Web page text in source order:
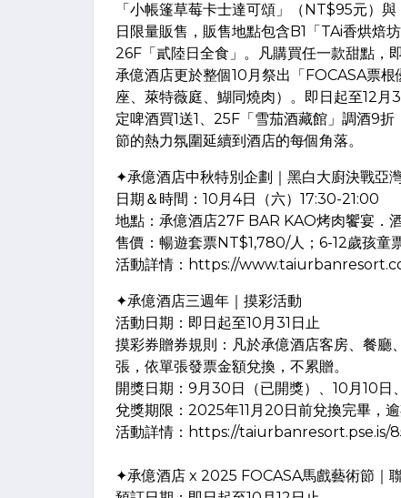
「小帳篷草莓卡士達可頌」（NT$95元）
日限量販售，販售地點包含B1「TAi香烘焙
26F「貳陸日全食」。凡購買任一款甜點，
承億酒店更於整個10月祭出「FOCASA票
座、萊特薇庭、鰗同燒肉）。即日起至12
定啤酒買1送1、25F「雪茄酒藏館」調酒9
節的熱力氛圍延續到酒店的每個角落。
✦承億酒店中秋特別企劃｜黑白大廚決戰亞
日期＆時間：10月4日（六）17:30-21:00
地點：承億酒店27F BAR KAO烤肉饗宴．
售價：暢遊套票NT$1,780/人；6-12歲孩童
活動詳情：https://
✦承億酒店三週年｜摸彩活動
活動日期：即日起至10月31日止
摸彩券贈券規則：凡於承億酒店客房、餐
張，依單張發票金額兌換，不累贈。
開獎日期：9月30日（已開獎）、10月10日
兌獎期限：2025年11月20日前兌換完畢，
活動詳情：https://taiurbanresort.pse.is/
✦承億酒店 x 2025 FOCASA馬戲藝術節｜